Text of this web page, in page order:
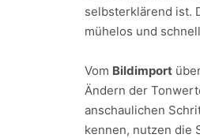
selbsterklärend ist.
mühelos und
Vom Bildimport
Ändern der
anschaulichen
kennen, nutzen die